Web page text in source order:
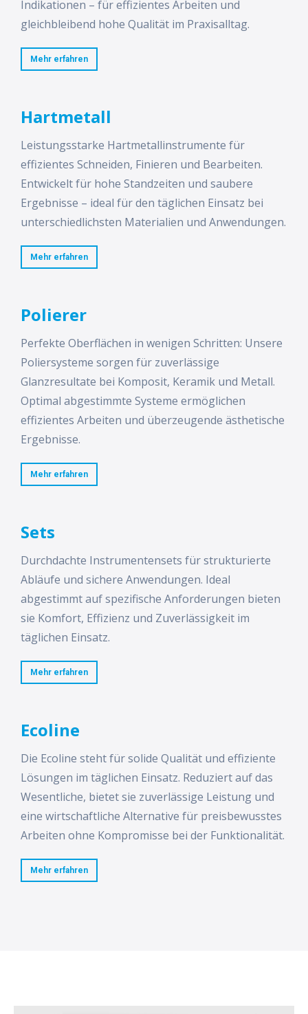
Indikationen – für effizientes Arbeiten und
gleichbleibend hohe Qualität im Praxisalltag.
Mehr erfahren
Hartmetall
Leistungsstarke Hartmetallinstrumente für
effizientes Schneiden, Finieren und Bearbeiten.
Entwickelt für hohe Standzeiten und saubere
Ergebnisse – ideal für den täglichen Einsatz bei
unterschiedlichsten Materialien und Anwendungen.
Mehr erfahren
Polierer
Perfekte Oberflächen in wenigen Schritten: Unsere
Poliersysteme sorgen für zuverlässige
Glanzresultate bei Komposit, Keramik und Metall.
Optimal abgestimmte Systeme ermöglichen
effizientes Arbeiten und überzeugende ästhetische
Ergebnisse.
Mehr erfahren
Sets
Durchdachte Instrumentensets für strukturierte
Abläufe und sichere Anwendungen. Ideal
abgestimmt auf spezifische Anforderungen bieten
sie Komfort, Effizienz und Zuverlässigkeit im
täglichen Einsatz.
Mehr erfahren
Ecoline
Die Ecoline steht für solide Qualität und effiziente
Lösungen im täglichen Einsatz. Reduziert auf das
Wesentliche, bietet sie zuverlässige Leistung und
eine wirtschaftliche Alternative für preisbewusstes
Arbeiten ohne Kompromisse bei der Funktionalität.
Mehr erfahren